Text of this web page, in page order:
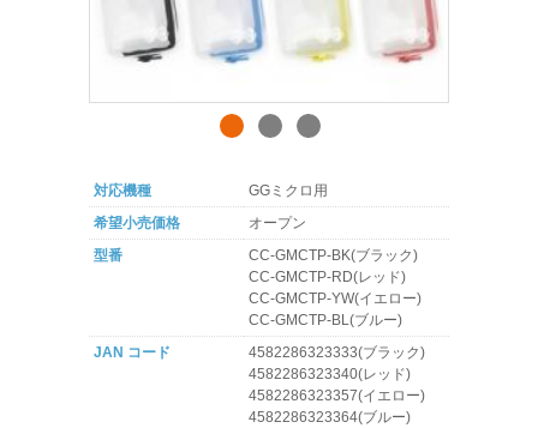
対応機種
GGミクロ用
希望小売価格
オープン
型番
CC-GMCTP-BK(ブラック)
CC-GMCTP-RD(レッド)
CC-GMCTP-YW(イエロー)
CC-GMCTP-BL(ブルー)
JAN コード
4582286323333(ブラック)
4582286323340(レッド)
4582286323357(イエロー)
4582286323364(ブルー)